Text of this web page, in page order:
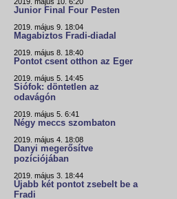
Junior Final Four Pesten
2019. május 9. 18:04
Magabiztos Fradi-diadal
2019. május 8. 18:40
Pontot csent otthon az Eger
2019. május 5. 14:45
Siófok: döntetlen az
odavágón
2019. május 5. 6:41
Négy meccs szombaton
2019. május 4. 18:08
Danyi megerősítve
pozíciójában
2019. május 3. 18:44
Újabb két pontot zsebelt be a
Fradi